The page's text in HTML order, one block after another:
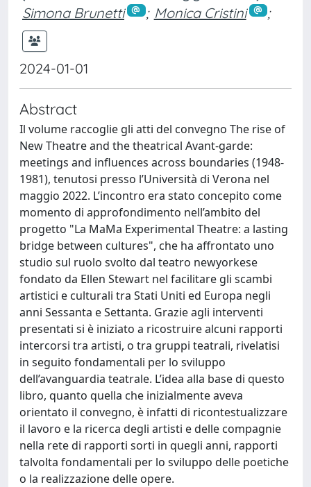
Simona Brunetti ; Monica Cristini ;
2024-01-01
Abstract
Il volume raccoglie gli atti del convegno The rise of
New Theatre and the theatrical Avant-garde:
meetings and influences across boundaries (1948-
1981), tenutosi presso l’Università di Verona nel
maggio 2022. L’incontro era stato concepito come
momento di approfondimento nell’ambito del
progetto "La MaMa Experimental Theatre: a lasting
bridge between cultures", che ha affrontato uno
studio sul ruolo svolto dal teatro newyorkese
fondato da Ellen Stewart nel facilitare gli scambi
artistici e culturali tra Stati Uniti ed Europa negli
anni Sessanta e Settanta. Grazie agli interventi
presentati si è iniziato a ricostruire alcuni rapporti
intercorsi tra artisti, o tra gruppi teatrali, rivelatisi
in seguito fondamentali per lo sviluppo
dell’avanguardia teatrale. L’idea alla base di questo
libro, quanto quella che inizialmente aveva
orientato il convegno, è infatti di ricontestualizzare
il lavoro e la ricerca degli artisti e delle compagnie
nella rete di rapporti sorti in quegli anni, rapporti
talvolta fondamentali per lo sviluppo delle poetiche
o la realizzazione delle opere.